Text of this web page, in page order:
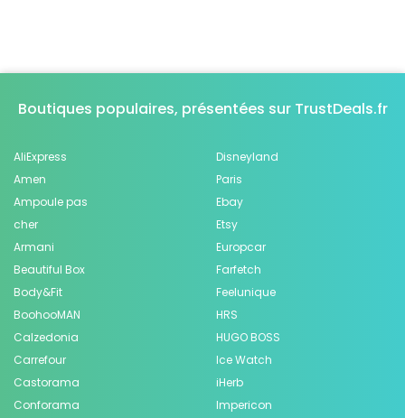
Boutiques populaires, présentées sur TrustDeals.fr
AliExpress
Amen
Ampoule pas
cher
Armani
Beautiful Box
Body&Fit
BoohooMAN
Calzedonia
Carrefour
Castorama
Conforama
Disneyland
Paris
Ebay
Etsy
Europcar
Farfetch
Feelunique
HRS
HUGO BOSS
Ice Watch
iHerb
Impericon